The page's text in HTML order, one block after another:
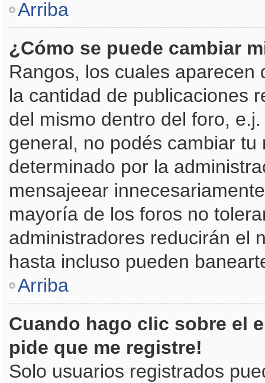
Arriba
¿Cómo se puede cambiar
Rangos, los cuales
la cantidad de publicaciones
del mismo dentro del foro,
general, no podés cambiar
determinado por la
mensajeear
mayoría de los foros no
administradores reducirán el
hasta incluso pueden
Arriba
Cuando hago clic sobre el
pide que me registre!
Solo usuarios registrados